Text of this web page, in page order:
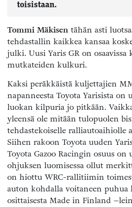
toisistaan.
Tommi Mäkisen tähän asti
tehdastallin kaikkea kansaa
julki. Uusi Yaris GR on osaavissa
mutkateiden kulkuri.
Kaksi peräkkäistä kuljettajien
napanneesta Toyota Yarisista on
luokan kilpuria jo pitkään.
yleensä ole mitään tulopuolen
tehdastekoiselle ralliautoaihiolle
Siihen rakoon Toyota uuden
Toyota Gazoo Racingin osuus
ohjuksen luomisessa ollut
on hiottu WRC-rallitiimin
auton kohdalla voitaneen
osittaisesta Made in Finland